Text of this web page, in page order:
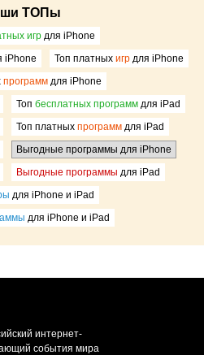
ТОПы
игрдля iPhone
iPhone Топ платных игрдля iPhone
программ для iPhone
Топ бесплатных программдля iPad
Топ платных программдля iPad
Выгодные программы для iPhone
Выгодные программы для iPad
для iPhone и iPad
для iPhone и iPad
интернет-
события мира